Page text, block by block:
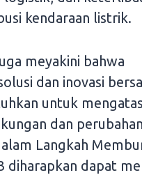
kendaraan listrik.
meyakini bahwa
dan inovasi
untuk
dan
Langkah
diharapkan dapat